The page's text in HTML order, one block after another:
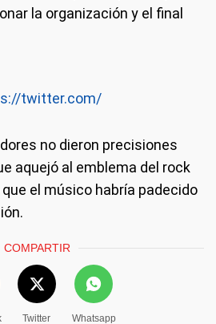
la organización y el final
twitter.com/
no dieron precisiones
aquejó al emblema del rock
el músico habría padecido
COMPARTIR
Twitter Whatsapp